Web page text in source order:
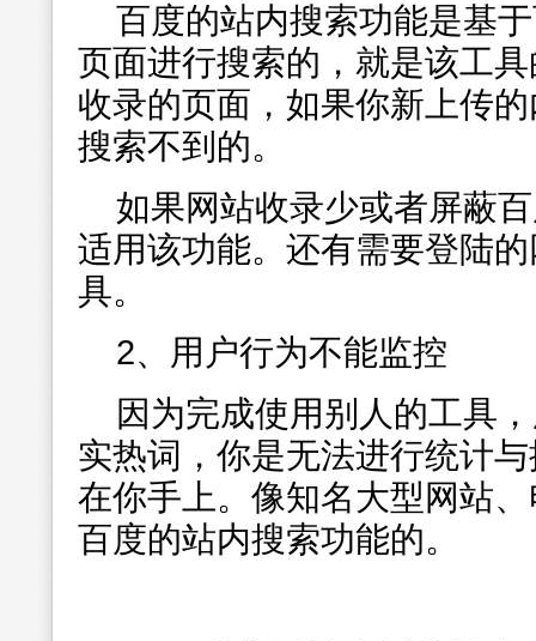
百度的站内搜索功能是基
页面进行搜索的，就是该工
收录的页面，如果你新上传
搜索不到的。
如果网站收录少或者屏蔽
适用该功能。还有需要登陆
具。
2、用户行为不能监控
因为完成使用别人的工具
实热词，你是无法进行统计
在你手上。像知名大型网站
百度的站内搜索功能的。